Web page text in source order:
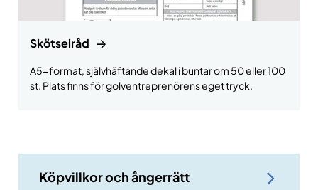
Skötselråd
A5-format, självhäftande dekal i buntar om 50 eller 100
st. Plats finns för golventreprenörens eget tryck.
Köpvillkor och ångerrätt